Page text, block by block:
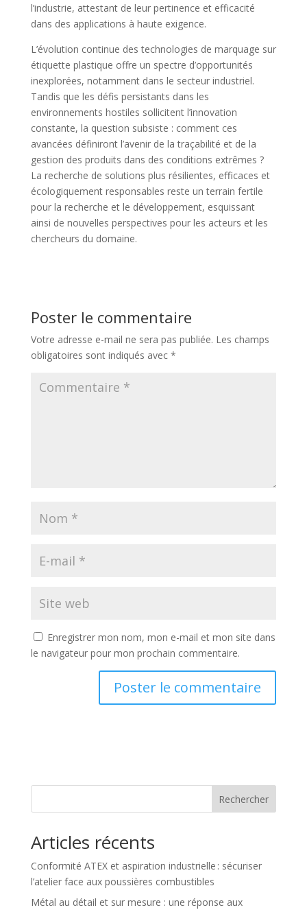
l’industrie, attestant de leur pertinence et efficacité
dans des applications à haute exigence.
L’évolution continue des technologies de marquage sur
étiquette plastique offre un spectre d’opportunités
inexplorées, notamment dans le secteur industriel.
Tandis que les défis persistants dans les
environnements hostiles sollicitent l’innovation
constante, la question subsiste : comment ces
avancées définiront l’avenir de la traçabilité et de la
gestion des produits dans des conditions extrêmes ?
La recherche de solutions plus résilientes, efficaces et
écologiquement responsables reste un terrain fertile
pour la recherche et le développement, esquissant
ainsi de nouvelles perspectives pour les acteurs et les
chercheurs du domaine.
Poster le commentaire
Votre adresse e-mail ne sera pas publiée. Les champs
obligatoires sont indiqués avec *
Enregistrer mon nom, mon e-mail et mon site dans
le navigateur pour mon prochain commentaire.
Rechercher
Articles récents
Conformité ATEX et aspiration industrielle : sécuriser
l’atelier face aux poussières combustibles
Métal au détail et sur mesure : une réponse aux